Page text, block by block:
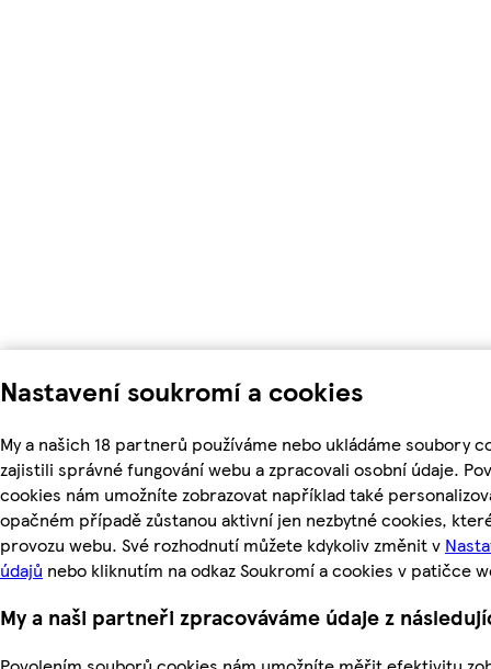
Nastavení soukromí a cookies
My a našich 18 partnerů používáme nebo ukládáme soubory
zajistili správné fungování webu a zpracovali osobní údaje.
cookies nám umožníte zobrazovat například také
opačném případě zůstanou aktivní jen nezbytné cookies,
provozu webu. Své rozhodnutí můžete kdykoliv změnit v
údajů nebo kliknutím na odkaz Soukromí a cookies v patičce
My a naši partneři zpracováváme údaje z